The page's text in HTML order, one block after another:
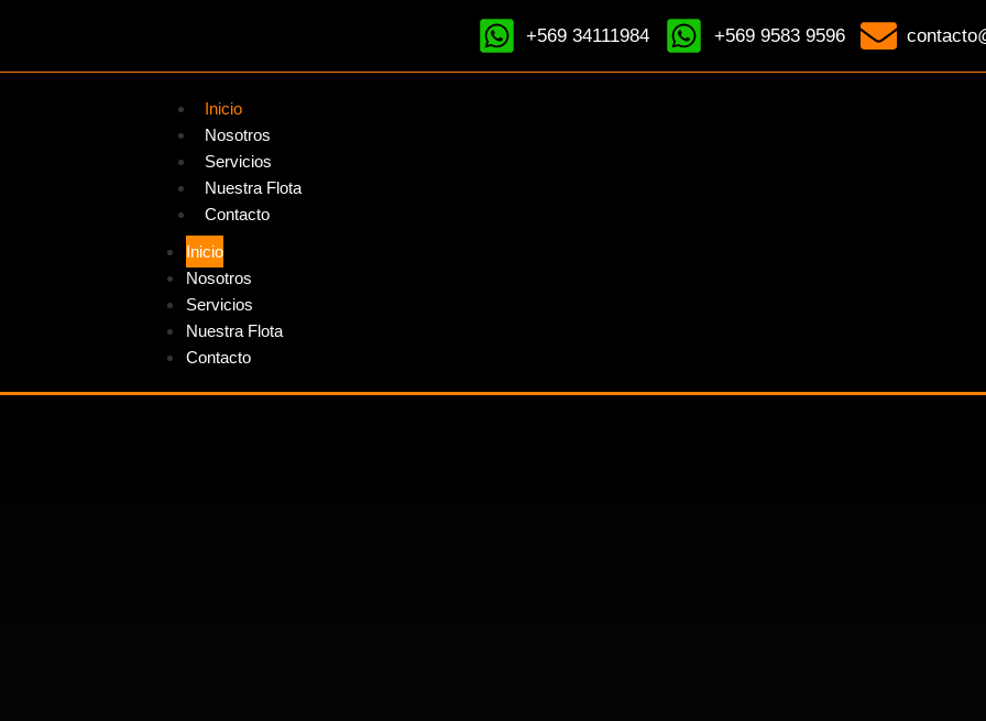
+569 34111984 +569 9583 9596
Inicio
Nosotros
Servicios
Nuestra Flota
Contacto
Inicio
Nosotros
Servicios
Nuestra Flota
Contacto